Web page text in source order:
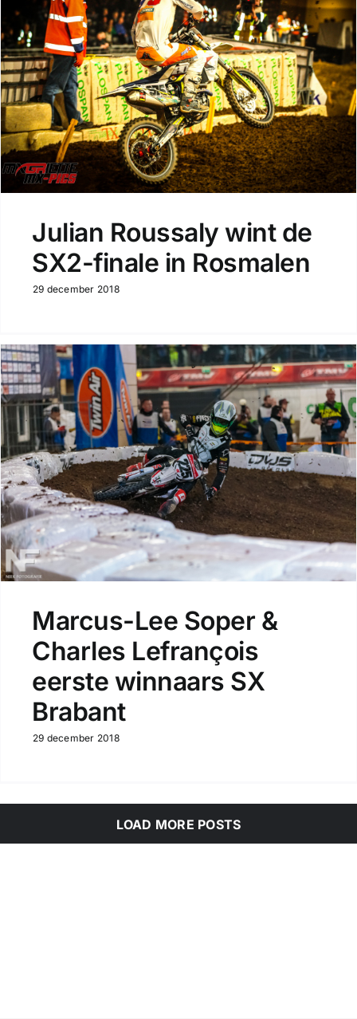
Julian Roussaly wint de
SX2-finale in Rosmalen
29 december 2018
Marcus-Lee Soper &
Charles Lefrançois
eerste winnaars SX
Brabant
29 december 2018
LOAD MORE POSTS